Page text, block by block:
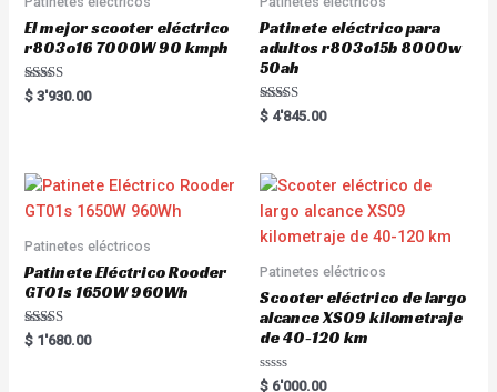
El mejor scooter eléctrico
r803o16 7000W 90 kmph
Rated
5.00
$ 3'930.00
Patinete eléctrico para
adultos r803o15b 8000w
50ah
Rated
5.00
$ 4'845.00
Patinetes eléctricos
Patinete Eléctrico Rooder
GT01s 1650W 960Wh
Rated
5.00
$ 1'680.00
Patinetes eléctricos
Scooter eléctrico de largo
alcance XS09 kilometraje
de 40-120 km
R
$ 6'000.00